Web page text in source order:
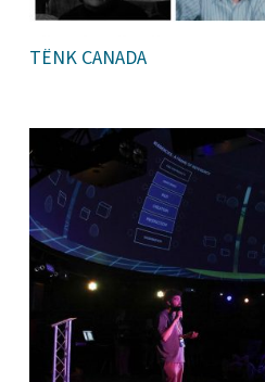
TËNK CANADA